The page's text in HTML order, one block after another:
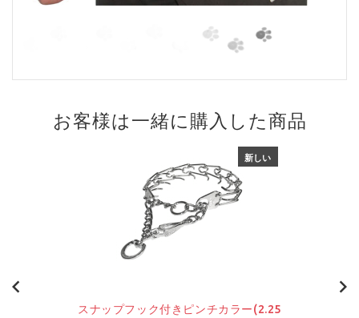
お客様は一緒に購入した商品
新しい
スナップフック付きピンチカラー(2.25